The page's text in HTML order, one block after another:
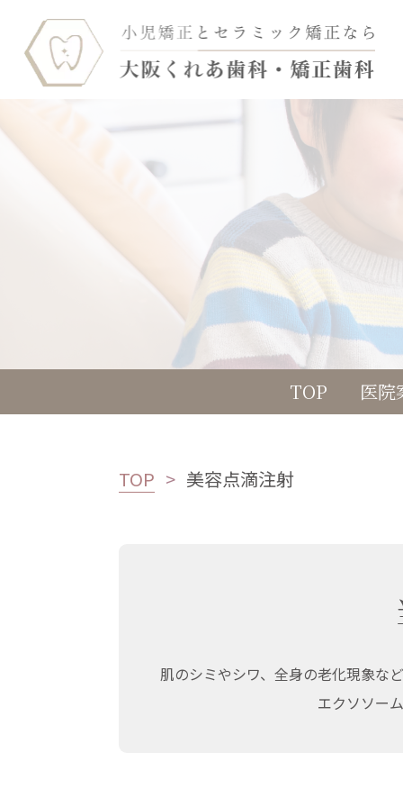
TOP 医院
TOP 美容点滴注射
肌のシミやシワ、全身の老化現象な
エクソソー